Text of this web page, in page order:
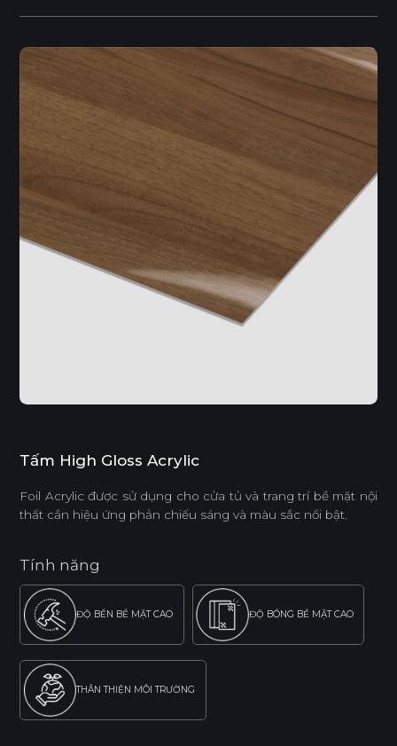
Tấm High Gloss Acrylic
Foil Acrylic được sử dụng cho cửa tủ và trang trí bề mặt nội
thất cần hiệu ứng phản chiếu sáng và màu sắc nổi bật.
Tính năng
ĐỘ BỀN BỀ MẶT CAO ĐỘ BÓNG BỀ MẶT CAO
THÂN THIỆN MÔI TRƯỜNG